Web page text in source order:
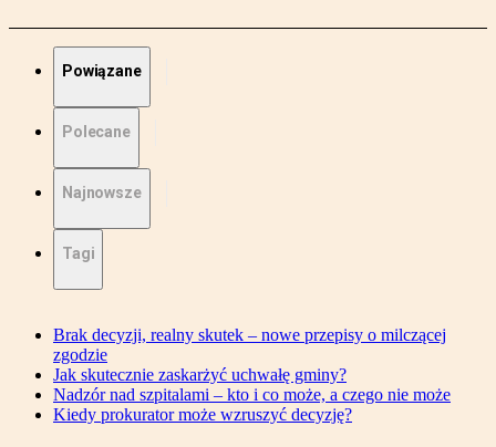
Powiązane
Polecane
Najnowsze
Tagi
Brak decyzji, realny skutek – nowe przepisy o milczącej
zgodzie
Jak skutecznie zaskarżyć uchwałę gminy?
Nadzór nad szpitalami – kto i co może, a czego nie może
Kiedy prokurator może wzruszyć decyzję?